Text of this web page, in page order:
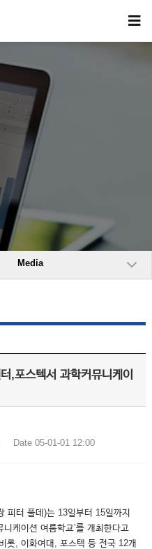
Media
,포스텍서 과학커뮤니케이
Date 05-01-01 12:00
피터 풀데)는 13일부터 15일까지
케이션 여름학교’를 개최한다고
, 이화여대, 포스텍 등 전국 12개